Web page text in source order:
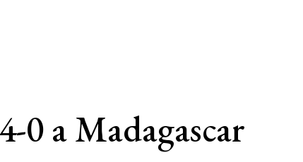
0 a Madagascar